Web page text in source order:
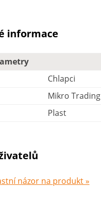
informace
Chlapci
Mikro Trading
Plast
názor na produkt »